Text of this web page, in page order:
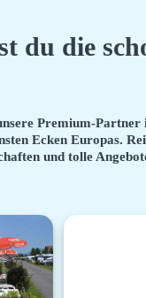
du die
Premium-Partner
Ecken Europas.
und tolle